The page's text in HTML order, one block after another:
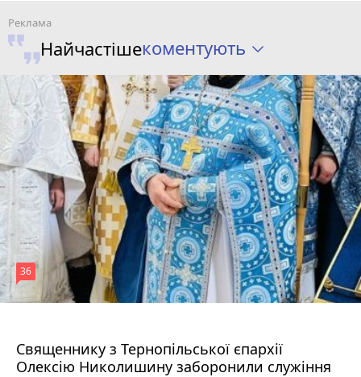
Найчастішекоментують
Священнику з Тернопільської єпархії
Олексію Николишину заборонили служіння
36